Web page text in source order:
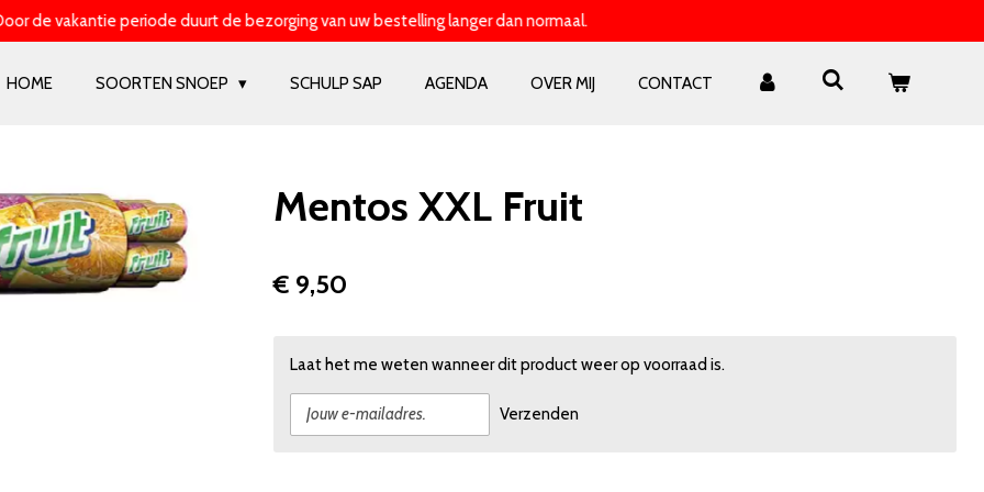
de vakantie periode duurt de bezorging van uw bestelling langer dan normaal.
HOME SOORTEN SNOEP SCHULP SAP AGENDA OVER MIJ CONTACT
Mentos XXL Fruit
€ 9,50
Laat het me weten wanneer dit product weer op voorraad is.
Verzenden